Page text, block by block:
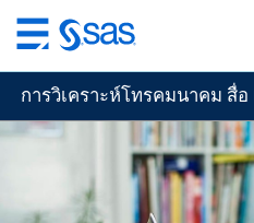
ข้าม
ไป
ที่
เนื้อหา
การวิเคราะห์โทรคมนาคม สื่อ